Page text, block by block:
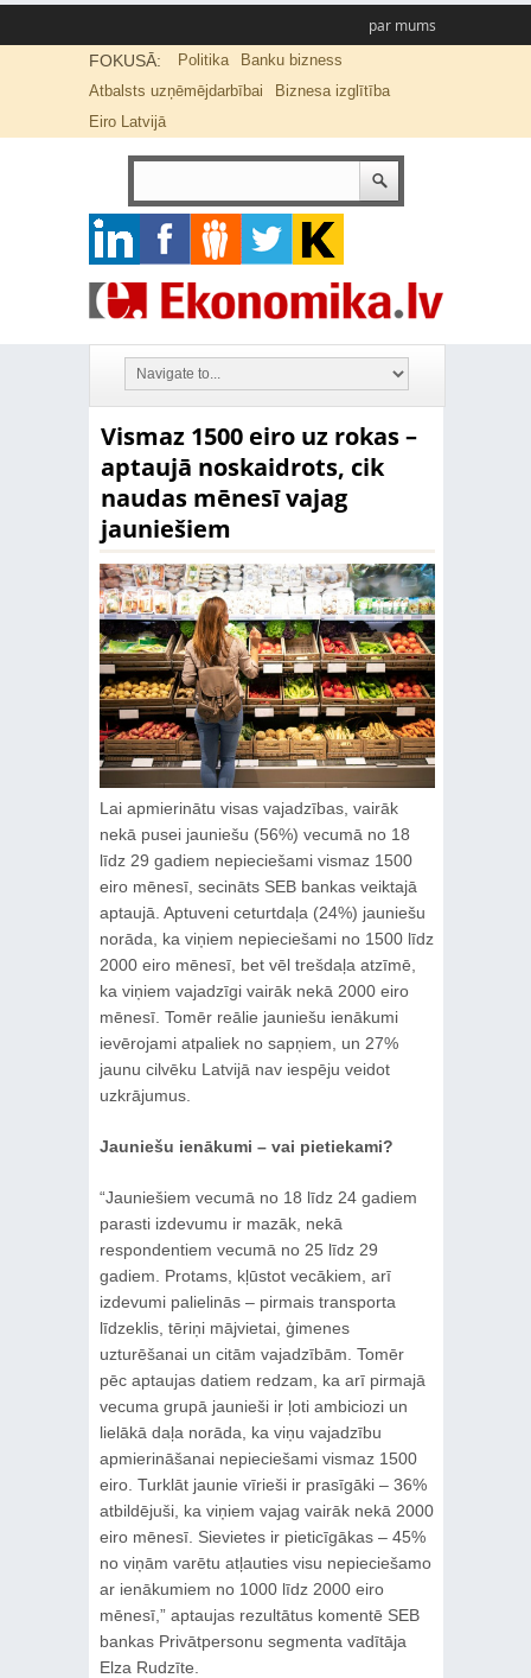
par mums
FOKUSĀ: Politika
Banku bizness
Atbalsts uzņēmējdarbībai
Biznesa izglītība
Eiro Latvijā
Vismaz 1500 eiro uz rokas –
aptaujā noskaidrots, cik
naudas mēnesī vajag
jauniešiem
Lai apmierinātu visas vajadzības, vairāk
nekā pusei jauniešu (56%) vecumā no 18
līdz 29 gadiem nepieciešami vismaz 1500
eiro mēnesī, secināts SEB bankas veiktajā
aptaujā. Aptuveni ceturtdaļa (24%) jauniešu
norāda, ka viņiem nepieciešami no 1500 līdz
2000 eiro mēnesī, bet vēl trešdaļa atzīmē,
ka viņiem vajadzīgi vairāk nekā 2000 eiro
mēnesī. Tomēr reālie jauniešu ienākumi
ievērojami atpaliek no sapņiem, un 27%
jaunu cilvēku Latvijā nav iespēju veidot
uzkrājumus.
Jauniešu ienākumi – vai pietiekami?
“Jauniešiem vecumā no 18 līdz 24 gadiem
parasti izdevumu ir mazāk, nekā
respondentiem vecumā no 25 līdz 29
gadiem. Protams, kļūstot vecākiem, arī
izdevumi palielinās – pirmais transporta
līdzeklis, tēriņi mājvietai, ģimenes
uzturēšanai un citām vajadzībām. Tomēr
pēc aptaujas datiem redzam, ka arī pirmajā
vecuma grupā jaunieši ir ļoti ambiciozi un
lielākā daļa norāda, ka viņu vajadzību
apmierināšanai nepieciešami vismaz 1500
eiro. Turklāt jaunie vīrieši ir prasīgāki – 36%
atbildējuši, ka viņiem vajag vairāk nekā 2000
eiro mēnesī. Sievietes ir pieticīgākas – 45%
no viņām varētu atļauties visu nepieciešamo
ar ienākumiem no 1000 līdz 2000 eiro
mēnesī,” aptaujas rezultātus komentē SEB
bankas Privātpersonu segmenta vadītāja
Elza Rudzīte.